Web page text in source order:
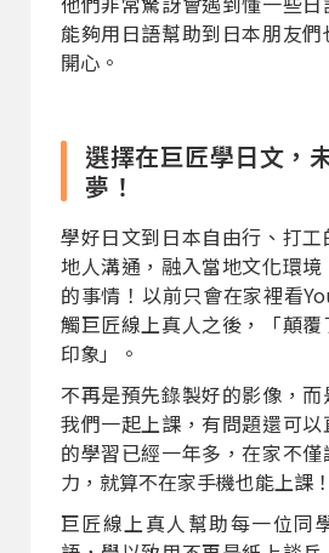
能夠用日語幫助到日本朋友們
開心。
選擇在巨匠學日文，
夢！
學好日文到日本自由行、打
地人溝通，融入當地文化環
的事情！以前只會在家裡看
觸巨匠線上真人之後，「顛
印象」。
不再是預先錄製好的影像，
我們一起上課，有問題還可
的學習已經一年多，在家不
力，就算不在家手機也能上課！
巨匠線上真人幫助每一位同